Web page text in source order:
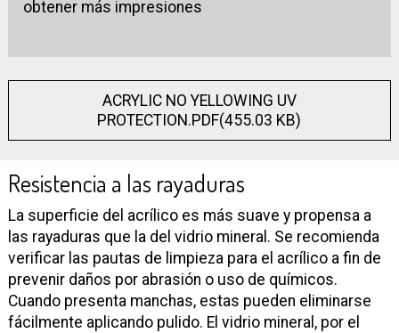
obtener más impresiones
ACRYLIC NO YELLOWING UV
PROTECTION.PDF(455.03 KB)
Resistencia a las rayaduras
La superficie del acrílico es más suave y propensa a
las rayaduras que la del vidrio mineral. Se recomienda
verificar las pautas de limpieza para el acrílico a fin de
prevenir daños por abrasión o uso de químicos.
Cuando presenta manchas, estas pueden eliminarse
fácilmente aplicando pulido. El vidrio mineral, por el